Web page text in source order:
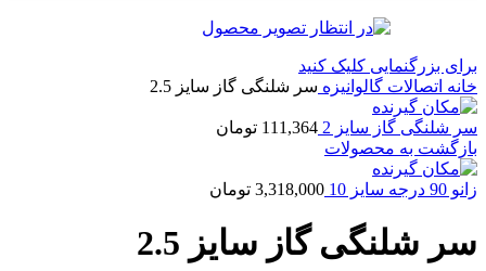
برای بزرگنمایی کلیک کنید
خانه اتصالات گالوانیزه سر شلنگی گاز سایز 2.5
سر شلنگی گاز سایز 2 111,364 تومان
بازگشت به محصولات
زانو 90 درجه سایز 10 3,318,000 تومان
سر شلنگی گاز سایز 2.5